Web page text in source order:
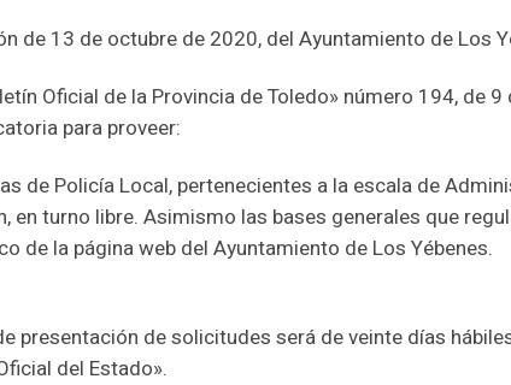
de 13 de octubre de 2020, del Ayuntamiento de Los
Oficial de la Provincia de Toledo» número 194,
para proveer:
de Policía Local, pertenecientes a la escala de
en turno libre. Asimismo las bases generales que
de la página web del Ayuntamiento de Los Yébenes.
presentación de solicitudes será de veinte días
del Estado».